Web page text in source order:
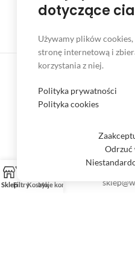
14 Dni
Tel. (52)
Tel. kom.
SklepFiltryKoszykMoje konto
dotyczące
Używamy plików
stronę internetową i
korzystania z niej.
Polityka prywatności
Polityka cookies
Odrzuć